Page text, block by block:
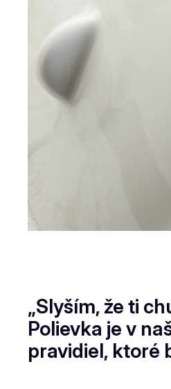
„Slyším, že ti
Polievka je v
pravidiel, ktoré